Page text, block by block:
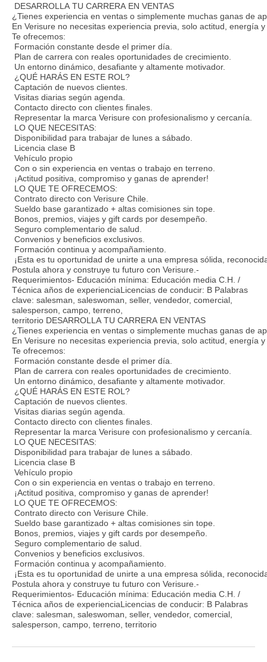
DESARROLLA TU CARRERA EN VENTAS
¿Tienes experiencia en ventas o simplemente muchas ganas de
En Verisure no necesitas experiencia previa, solo actitud, energía
Te ofrecemos:
Formación constante desde el primer día.
Plan de carrera con reales oportunidades de crecimiento.
Un entorno dinámico, desafiante y altamente motivador.
¿QUÉ HARÁS EN ESTE ROL?
Captación de nuevos clientes.
Visitas diarias según agenda.
Contacto directo con clientes finales.
Representar la marca Verisure con profesionalismo y cercanía.
LO QUE NECESITAS:
Disponibilidad para trabajar de lunes a sábado.
Licencia clase B
Vehículo propio
Con o sin experiencia en ventas o trabajo en terreno.
¡Actitud positiva, compromiso y ganas de aprender!
LO QUE TE OFRECEMOS:
Contrato directo con Verisure Chile.
Sueldo base garantizado + altas comisiones sin tope.
Bonos, premios, viajes y gift cards por desempeño.
Seguro complementario de salud.
Convenios y beneficios exclusivos.
Formación continua y acompañamiento.
¡Esta es tu oportunidad de unirte a una empresa sólida,
Postula ahora y construye tu futuro con Verisure.-
Requerimientos- Educación mínima: Educación media C.H. /
Técnica años de experienciaLicencias de conducir: B Palabras
clave: salesman, saleswoman, seller, vendedor, comercial,
salesperson, campo, terreno,
territorio DESARROLLA TU CARRERA EN VENTAS
¿Tienes experiencia en ventas o simplemente muchas ganas de
En Verisure no necesitas experiencia previa, solo actitud, energía
Te ofrecemos:
Formación constante desde el primer día.
Plan de carrera con reales oportunidades de crecimiento.
Un entorno dinámico, desafiante y altamente motivador.
¿QUÉ HARÁS EN ESTE ROL?
Captación de nuevos clientes.
Visitas diarias según agenda.
Contacto directo con clientes finales.
Representar la marca Verisure con profesionalismo y cercanía.
LO QUE NECESITAS:
Disponibilidad para trabajar de lunes a sábado.
Licencia clase B
Vehículo propio
Con o sin experiencia en ventas o trabajo en terreno.
¡Actitud positiva, compromiso y ganas de aprender!
LO QUE TE OFRECEMOS:
Contrato directo con Verisure Chile.
Sueldo base garantizado + altas comisiones sin tope.
Bonos, premios, viajes y gift cards por desempeño.
Seguro complementario de salud.
Convenios y beneficios exclusivos.
Formación continua y acompañamiento.
¡Esta es tu oportunidad de unirte a una empresa sólida,
Postula ahora y construye tu futuro con Verisure.-
Requerimientos- Educación mínima: Educación media C.H. /
Técnica años de experienciaLicencias de conducir: B Palabras
clave: salesman, saleswoman, seller, vendedor, comercial,
salesperson, campo, terreno, territorio